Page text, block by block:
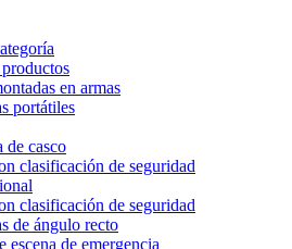
en armas
portátiles
de casco
clasificación de seguridad
clasificación de seguridad
de ángulo recto
escena de emergencia